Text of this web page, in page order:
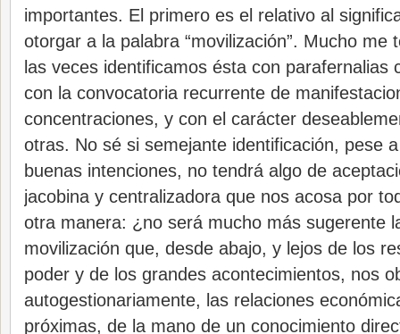
importantes. El primero es el relativo al
otorgar a la palabra “movilización”. Mucho me
las veces identificamos ésta con parafernalias
con la convocatoria recurrente de
concentraciones, y con el carácter
otras. No sé si semejante identificación, pese
buenas intenciones, no tendrá algo de
jacobina y centralizadora que nos acosa por
otra manera: ¿no será mucho más sugerente
movilización que, desde abajo, y lejos de los
poder y de los grandes acontecimientos, nos
autogestionariamente, las relaciones
próximas, de la mano de un conocimiento